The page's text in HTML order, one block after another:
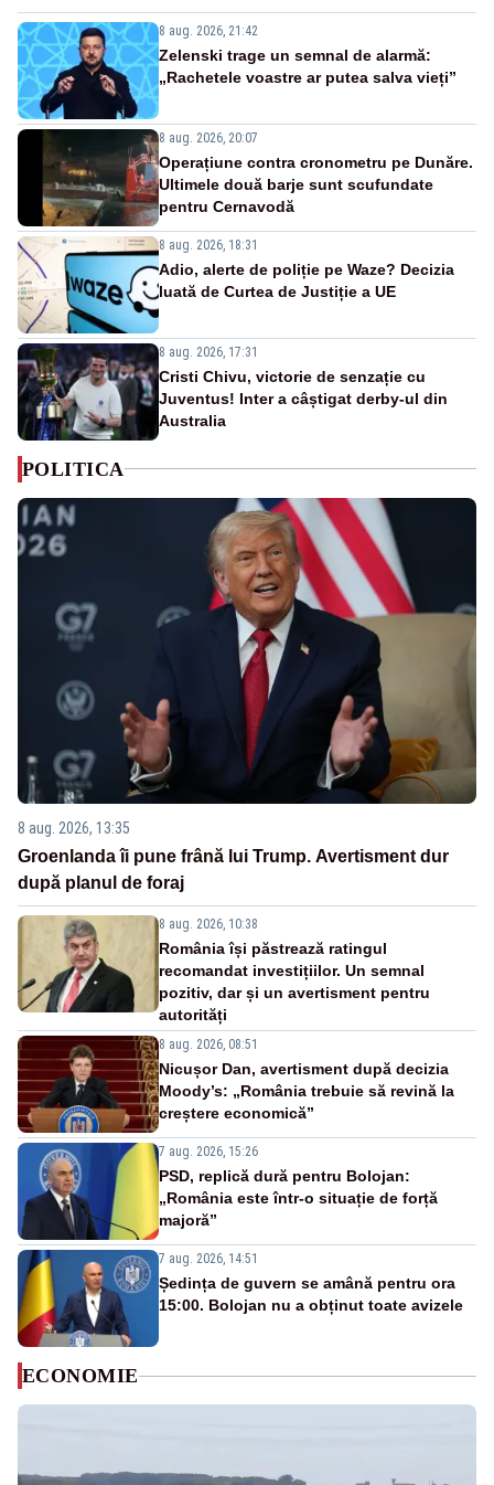
8 aug. 2026, 21:42
Zelenski trage un semnal de alarmă:
„Rachetele voastre ar putea salva vieți”
8 aug. 2026, 20:07
Operațiune contra cronometru pe Dunăre.
Ultimele două barje sunt scufundate
pentru Cernavodă
8 aug. 2026, 18:31
Adio, alerte de poliție pe Waze? Decizia
luată de Curtea de Justiție a UE
8 aug. 2026, 17:31
Cristi Chivu, victorie de senzație cu
Juventus! Inter a câștigat derby-ul din
Australia
POLITICA
8 aug. 2026, 13:35
Groenlanda îi pune frână lui Trump. Avertisment dur
după planul de foraj
8 aug. 2026, 10:38
România își păstrează ratingul
recomandat investițiilor. Un semnal
pozitiv, dar și un avertisment pentru
autorități
8 aug. 2026, 08:51
Nicușor Dan, avertisment după decizia
Moody’s: „România trebuie să revină la
creștere economică”
7 aug. 2026, 15:26
PSD, replică dură pentru Bolojan:
„România este într-o situație de forță
majoră”
7 aug. 2026, 14:51
Ședința de guvern se amână pentru ora
15:00. Bolojan nu a obținut toate avizele
ECONOMIE